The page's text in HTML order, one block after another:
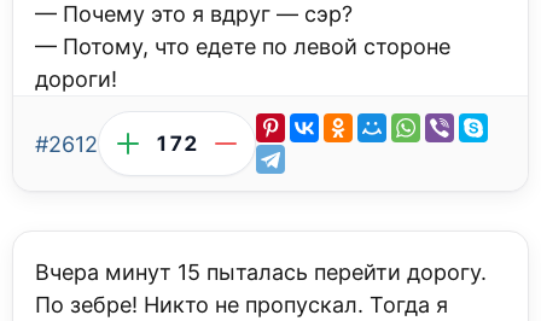
— Почему это я вдруг — сэр?
— Потому, что едете по левой стороне
дороги!
#2612 172
Вчера минут 15 пыталась перейти дорогу.
По зебре! Никто не пропускал. Тогда я